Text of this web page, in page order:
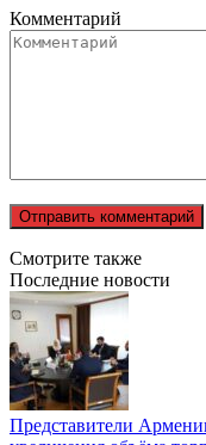
Комментарий
Смотрите также
Последние новости
Представители